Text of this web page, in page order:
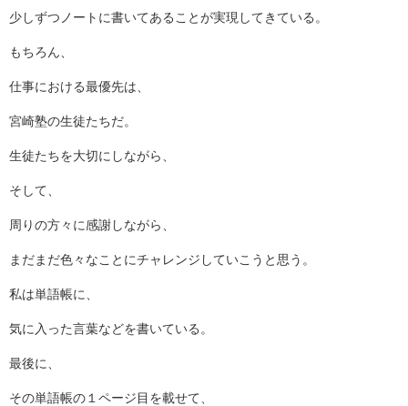
少しずつノートに書いてあることが実現してきている。
もちろん、
仕事における最優先は、
宮崎塾の生徒たちだ。
生徒たちを大切にしながら、
そして、
周りの方々に感謝しながら、
まだまだ色々なことにチャレンジしていこうと思う。
私は単語帳に、
気に入った言葉などを書いている。
最後に、
その単語帳の１ページ目を載せて、